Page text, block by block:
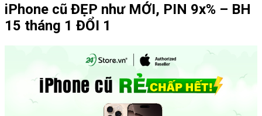
iPhone cũ ĐẸP như MỚI, PIN 9x% – BH
15 tháng 1 ĐỔI 1